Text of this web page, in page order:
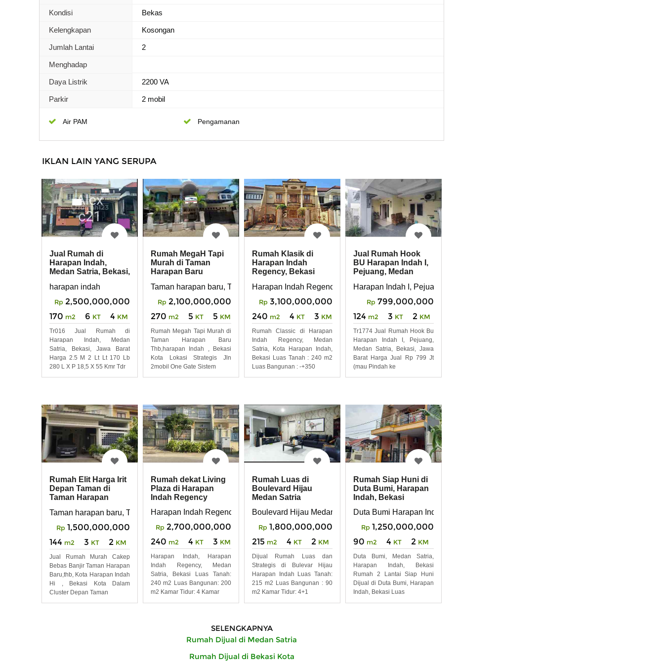
Kondisi Bekas
Kelengkapan Kosongan
Jumlah Lantai 2
Menghadap
Daya Listrik 2200 VA
Parkir 2 mobil
Air PAM Pengamanan
IKLAN LAIN YANG SERUPA
Jual Rumah di
Harapan Indah,
Medan Satria, Bekasi,
harapan indah
Rp 2,500,000,000
170 m2 6 KT 4 KM
Tr016 Jual Rumah di
Harapan Indah, Medan
Satria, Bekasi, Jawa Barat
Harga 2.5 M 2 Lt Lt 170 Lb
280 L X P 18,5 X 55 Kmr Tdr
Rumah MegaH Tapi
Murah di Taman
Harapan Baru
Bekasi
Taman harapan baru, THB , harapan indah , medan satria , bekasi utara , bekais kota
Rp 2,100,000,000
270 m2 5 KT 5 KM
Rumah Megah Tapi Murah di
Taman Harapan Baru
Thb,harapan Indah , Bekasi
Kota Lokasi Strategis Jln
2mobil One Gate Sistem
Rumah Klasik di
Harapan Indah
Regency, Bekasi
Harapan Indah Regency, Medan Satria, Bekasi
Rp 3,100,000,000
240 m2 4 KT 3 KM
Rumah Classic di Harapan
Indah Regency, Medan
Satria, Kota Harapan Indah,
Bekasi Luas Tanah : 240 m2
Luas Bangunan : -+350
Jual Rumah Hook
BU Harapan Indah I,
Pejuang, Medan
Harapan Indah I, Pejuang, Medan Satria, Bekasi, Jawa Barat
Rp 799,000,000
124 m2 3 KT 2 KM
Tr1774 Jual Rumah Hook Bu
Harapan Indah I, Pejuang,
Medan Satria, Bekasi, Jawa
Barat Harga Jual Rp 799 Jt
(mau Pindah ke
Rumah Elit Harga Irit
Depan Taman di
Taman Harapan
Taman harapan baru, THB, harapan indah , HI , Medan satria , bekasi utara, bekasi kota
Rp 1,500,000,000
144 m2 3 KT 2 KM
Jual Rumah Murah Cakep
Bebas Banjir Taman Harapan
Baru,thb, Kota Harapan Indah
Hi , Bekasi Kota Dalam
Cluster Depan Taman
Rumah dekat Living
Plaza di Harapan
Indah Regency
Harapan Indah Regency
Rp 2,700,000,000
240 m2 4 KT 3 KM
Harapan Indah, Harapan
Indah Regency, Medan
Satria, Bekasi Luas Tanah:
240 m2 Luas Bangunan: 200
m2 Kamar Tidur: 4 Kamar
Rumah Luas di
Boulevard Hijau
Medan Satria
Boulevard Hijau Medan Satria Harapan Indah Bekasi
Rp 1,800,000,000
215 m2 4 KT 2 KM
Dijual Rumah Luas dan
Strategis di Bulevar Hijau
Harapan Indah Luas Tanah:
215 m2 Luas Bangunan : 90
m2 Kamar Tidur: 4+1
Rumah Siap Huni di
Duta Bumi, Harapan
Indah, Bekasi
Duta Bumi Harapan Indah
Rp 1,250,000,000
90 m2 4 KT 2 KM
Duta Bumi, Medan Satria,
Harapan Indah, Bekasi
Rumah 2 Lantai Siap Huni
Dijual di Duta Bumi, Harapan
Indah, Bekasi Luas
SELENGKAPNYA
Rumah Dijual di Medan Satria
Rumah Dijual di Bekasi Kota